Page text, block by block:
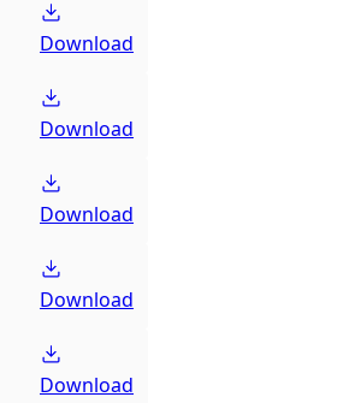
Download
Download
Download
Download
Download